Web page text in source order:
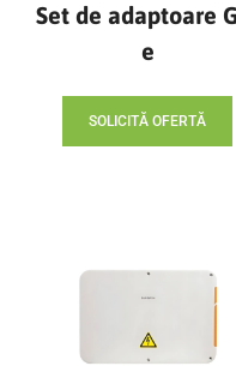
Set de adaptoare
e
SOLICITĂ OFERTĂ